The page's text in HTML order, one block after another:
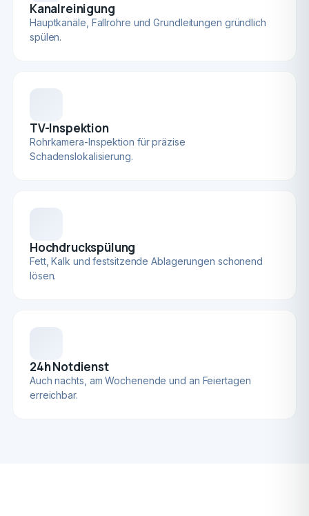
Kanalreinigung
Hauptkanäle, Fallrohre und Grundleitungen gründlich
spülen.
TV-Inspektion
Rohrkamera-Inspektion für präzise
Schadenslokalisierung.
Hochdruckspülung
Fett, Kalk und festsitzende Ablagerungen schonend
lösen.
24h Notdienst
Auch nachts, am Wochenende und an Feiertagen
erreichbar.